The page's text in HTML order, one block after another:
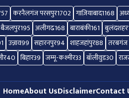
करनैलगंज परसपुर1702 गाज़ियाबाद1168
बैजलपुर195 अलीगढ168 बाराबंकी161 बुलंदशहर
उन्नाव99 सहारनपुर94 शाहजहांपुर88 तरबगंज
40 बिहार39 जम्मू-कश्मीर33 बॉलीवुड30
HomeAbout UsDisclaimerContact